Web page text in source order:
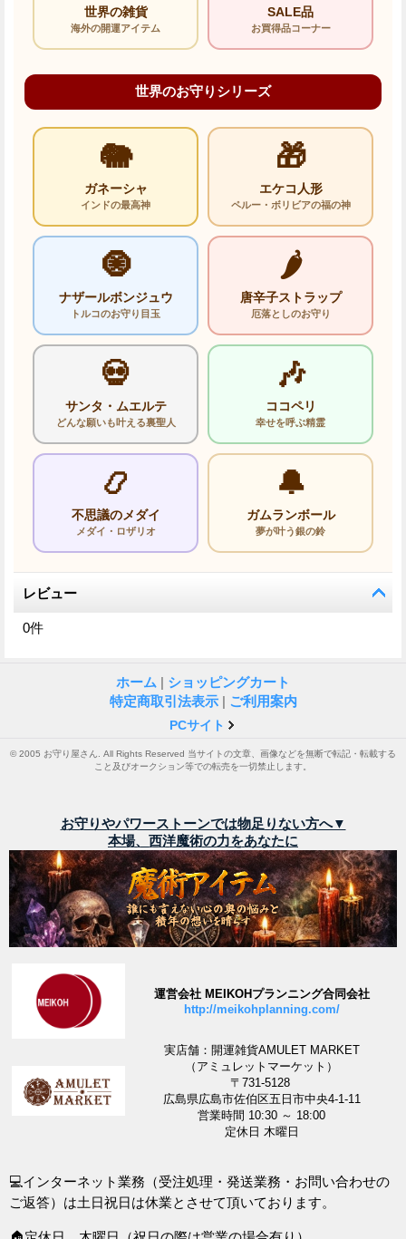
世界の雑貨
海外の開運アイテム
SALE品
お買得品コーナー
世界のお守りシリーズ
🐘
ガネーシャ
インドの最高神
🎁
エケコ人形
ペルー・ボリビアの福の神
🧿
ナザールボンジュウ
トルコのお守り目玉
🌶️
唐辛子ストラップ
厄落としのお守り
💀
サンタ・ムエルテ
どんな願いも叶える裏聖人
🎶
ココペリ
幸せを呼ぶ精霊
📿
不思議のメダイ
メダイ・ロザリオ
🔔
ガムランボール
夢が叶う銀の鈴
レビュー
0件
ホーム | ショッピングカート
特定商取引法表示 | ご利用案内
PCサイト
© 2005 お守り屋さん. All Rights Reserved 当サイトの文章、画像などを無断で転記・転載する
こと及びオークション等での転売を一切禁止します。
お守りやパワーストーンでは物足りない方へ▼
本場、西洋魔術の力をあなたに
運営会社 MEIKOHプランニング合同会社
http://meikohplanning.com/
実店舗：開運雑貨AMULET MARKET
（アミュレットマーケット）
〒731-5128
広島県広島市佐伯区五日市中央4-1-11
営業時間 10:30 ～ 18:00
定休日 木曜日
💻インターネット業務（受注処理・発送業務・お問い合わせの
ご返答）は土日祝日は休業とさせて頂いております。